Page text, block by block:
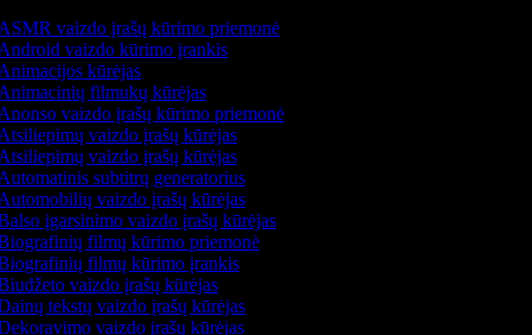
vaizdo įrašų kūrimo priemonė
vaizdo kūrimo įrankis
kūrėjas
filmukų kūrėjas
vaizdo įrašų kūrimo priemonė
vaizdo įrašų kūrėjas
vaizdo įrašų kūrėjas
subtitrų generatorius
vaizdo įrašų kūrėjas
įgarsinimo vaizdo įrašų kūrėjas
filmų kūrimo priemonė
filmų kūrimo įrankis
vaizdo įrašų kūrėjas
tekstų vaizdo įrašų kūrėjas
vaizdo įrašų kūrėjas